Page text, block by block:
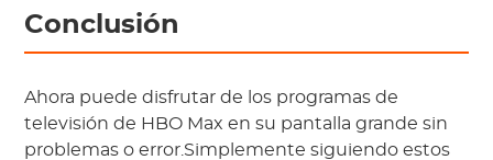
Conclusión
Ahora puede disfrutar de los programas de
televisión de HBO Max en su pantalla grande sin
problemas o error.Simplemente siguiendo estos